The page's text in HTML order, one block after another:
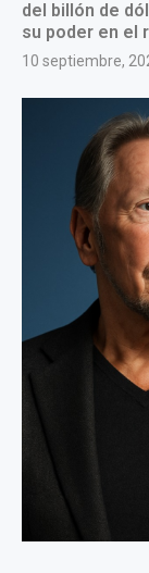
del billón de
su poder en el
10 septiembre,